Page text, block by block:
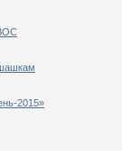
2015»